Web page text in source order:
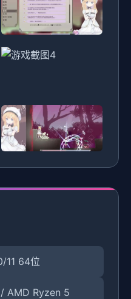
11 64位
AMD Ryzen 5